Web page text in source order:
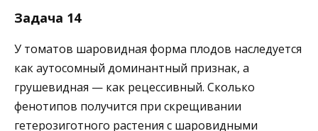
Задача 14
У томатов шаровидная форма плодов наследуется
как аутосомный доминантный признак, а
грушевидная — как рецессивный. Сколько
фенотипов получится при скрещивании
гетерозиготного растения с шаровидными